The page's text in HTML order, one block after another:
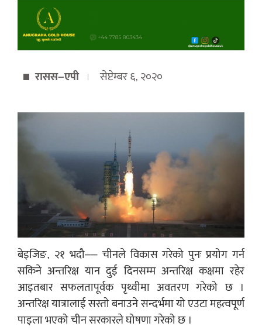
रासस–एपी सेप्टेम्बर ६, २०२०
बेइजिङ, २१ भदौ–– चीनले विकास गरेको पुनः प्रयोग गर्न
सकिने अन्तरिक्ष यान दुई दिनसम्म अन्तरिक्ष कक्षमा रहेर
आइतबार सफलतापूर्वक पृथ्वीमा अवतरण गरेको छ ।
अन्तरिक्ष यात्रालाई सस्तो बनाउने सन्दर्भमा यो एउटा महत्वपूर्ण
पाइला भएको चीन सरकारले घोषणा गरेको छ ।